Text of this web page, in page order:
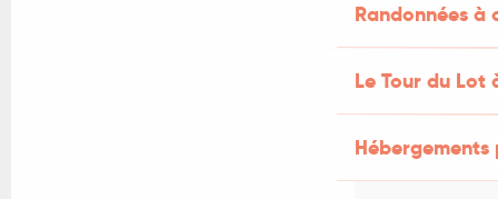
Randonnées
Le Tour du Lot